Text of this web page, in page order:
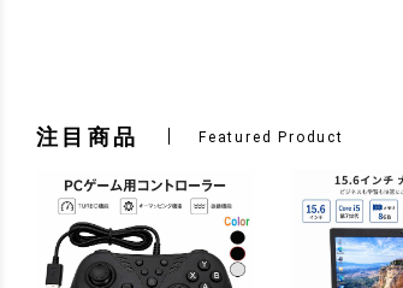
注目商品 Featured Product